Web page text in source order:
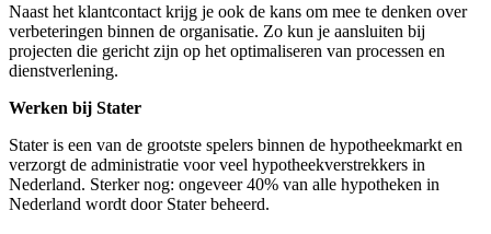
Naast het klantcontact krijg je ook de kans om mee te denken over
verbeteringen binnen de organisatie. Zo kun je aansluiten bij
projecten die gericht zijn op het optimaliseren van processen en
dienstverlening.
Werken bij Stater
Stater is een van de grootste spelers binnen de hypotheekmarkt en
verzorgt de administratie voor veel hypotheekverstrekkers in
Nederland. Sterker nog: ongeveer 40% van alle hypotheken in
Nederland wordt door Stater beheerd.